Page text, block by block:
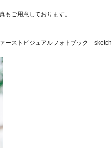
もご用意しております。
ーストビジュアルフォトブック「sketch